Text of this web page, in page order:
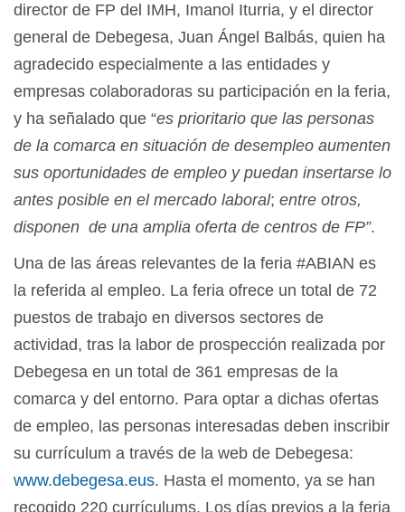
director de FP del IMH, Imanol Iturria, y el director
general de Debegesa, Juan Ángel Balbás, quien ha
agradecido especialmente a las entidades y
empresas colaboradoras su participación en la feria,
y ha señalado que “es prioritario que las personas
de la comarca en situación de desempleo aumenten
sus oportunidades de empleo y puedan insertarse lo
antes posible en el mercado laboral; entre otros,
disponen de una amplia oferta de centros de FP”.
Una de las áreas relevantes de la feria #ABIAN es
la referida al empleo. La feria ofrece un total de 72
puestos de trabajo en diversos sectores de
actividad, tras la labor de prospección realizada por
Debegesa en un total de 361 empresas de la
comarca y del entorno. Para optar a dichas ofertas
de empleo, las personas interesadas deben inscribir
su currículum a través de la web de Debegesa:
www.debegesa.eus. Hasta el momento, ya se han
recogido 220 currículums. Los días previos a la feria